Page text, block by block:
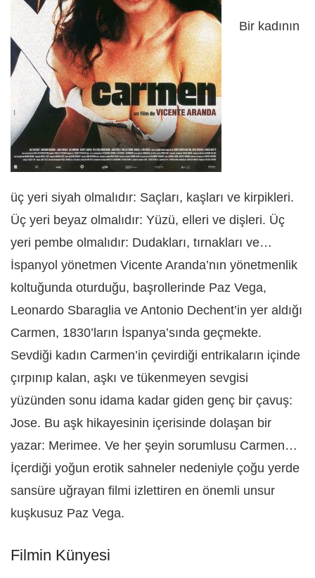
Bir kadının
üç yeri siyah olmalıdır: Saçları, kaşları ve kirpikleri.
Üç yeri beyaz olmalıdır: Yüzü, elleri ve dişleri. Üç
yeri pembe olmalıdır: Dudakları, tırnakları ve…
İspanyol yönetmen Vicente Aranda’nın yönetmenlik
koltuğunda oturduğu, başrollerinde Paz Vega,
Leonardo Sbaraglia ve Antonio Dechent’in yer aldığı
Carmen, 1830’ların İspanya’sında geçmekte.
Sevdiği kadın Carmen’in çevirdiği entrikaların içinde
çırpınıp kalan, aşkı ve tükenmeyen sevgisi
yüzünden sonu idama kadar giden genç bir çavuş:
Jose. Bu aşk hikayesinin içerisinde dolaşan bir
yazar: Merimee. Ve her şeyin sorumlusu Carmen…
İçerdiği yoğun erotik sahneler nedeniyle çoğu yerde
sansüre uğrayan filmi izlettiren en önemli unsur
kuşkusuz Paz Vega.
Filmin Künyesi